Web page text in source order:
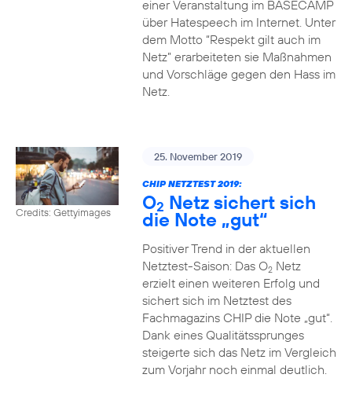
einer Veranstaltung im BASECAMP
über Hatespeech im Internet. Unter
dem Motto “Respekt gilt auch im
Netz” erarbeiteten sie Maßnahmen
und Vorschläge gegen den Hass im
Netz.
Credits: Gettyimages
25. November 2019
CHIP NETZTEST 2019:
O2 Netz sichert sich
die Note „gut“
Positiver Trend in der aktuellen
Netztest-Saison: Das O2Netz
erzielt einen weiteren Erfolg und
sichert sich im Netztest des
Fachmagazins CHIP die Note „gut“.
Dank eines Qualitätssprunges
steigerte sich das Netz im Vergleich
zum Vorjahr noch einmal deutlich.